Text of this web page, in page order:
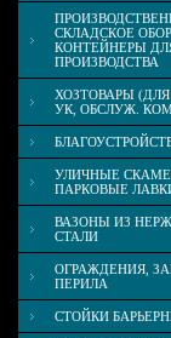
СКЛАДСКОЕ
КОНТЕЙНЕРЫ
ПРОИЗВОДСТВА
ХОЗТОВАРЫ (ДЛЯ
УК, ОБСЛУЖ.
УЛИЧНЫЕ
ПАРКОВЫЕ
ВАЗОНЫ ИЗ
СТАЛИ
ОГРАЖДЕНИЯ,
ПЕРИЛА
СТОЙКИ